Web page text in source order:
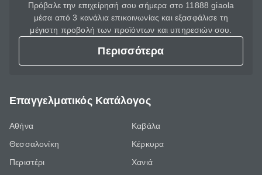
Πρόβαλε την επιχείρησή σου σήμερα στο 11888 giaola
μέσα από 3 κανάλια επικοινωνίας και εξασφάλισε τη
μέγιστη προβολή των προϊόντων και υπηρεσιών σου.
Περισσότερα
Επαγγελματικός Κατάλογος
Αθήνα
Θεσσαλονίκη
Περιστέρι
Καβάλα
Κέρκυρα
Χανιά